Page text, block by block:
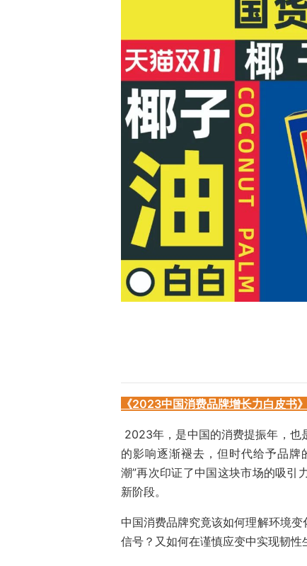
《2023中国消费品牌增长力白皮书
2023年，是中国的消费提振年，也
的影响逐渐褪去，但时代给予品
潮”再次印证了中国这块市场的吸引
新阶段。
中国消费品牌究竟该如何理解环境
信号？又如何在谨慎应变中实现韧性